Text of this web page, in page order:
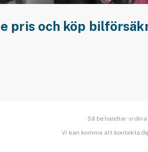
pris och köp
Så behandlar vi
Vi kan komma att kontakta